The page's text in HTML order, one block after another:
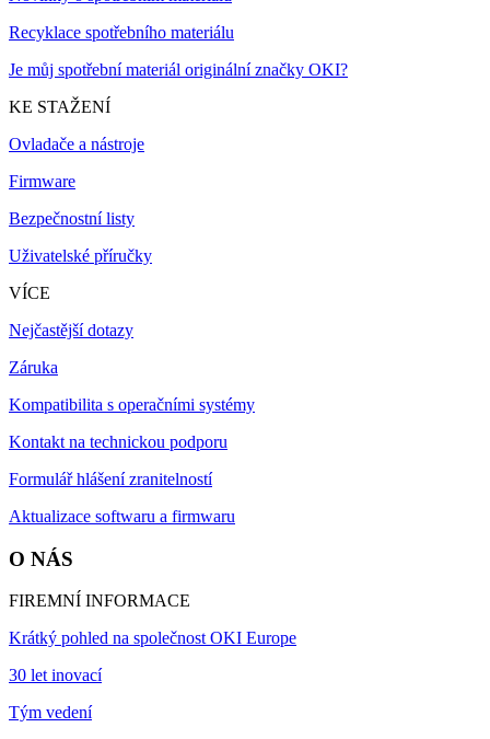
Recyklace spotřebního materiálu
Je můj spotřební materiál originální značky OKI?
KE STAŽENÍ
Ovladače a nástroje
Firmware
Bezpečnostní listy
Uživatelské příručky
VÍCE
Nejčastější dotazy
Záruka
Kompatibilita s operačními systémy
Kontakt na technickou podporu
Formulář hlášení zranitelností
Aktualizace softwaru a firmwaru
O NÁS
FIREMNÍ INFORMACE
Krátký pohled na společnost OKI Europe
30 let inovací
Tým vedení